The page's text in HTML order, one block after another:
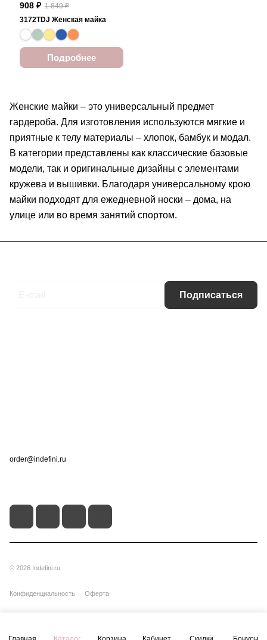
908 ₽ 1 849 ₽
3172TDJ Женская майка
Подробнее
Женские майки – это универсальный предмет
гардероба. Для изготовления используются мягкие и
приятные к телу материалы – хлопок, бамбук и модал.
В категории представлены как классические базовые
модели, так и оригинальные дизайны с элементами
кружева и вышивки. Благодаря универсальному крою
майки подходят для ежедневной носки – дома, на
улице или во время занятий спортом.
Подписаться
order@indefini.ru
© 2026 Indefini.ru
Конфиденциальность Оферта